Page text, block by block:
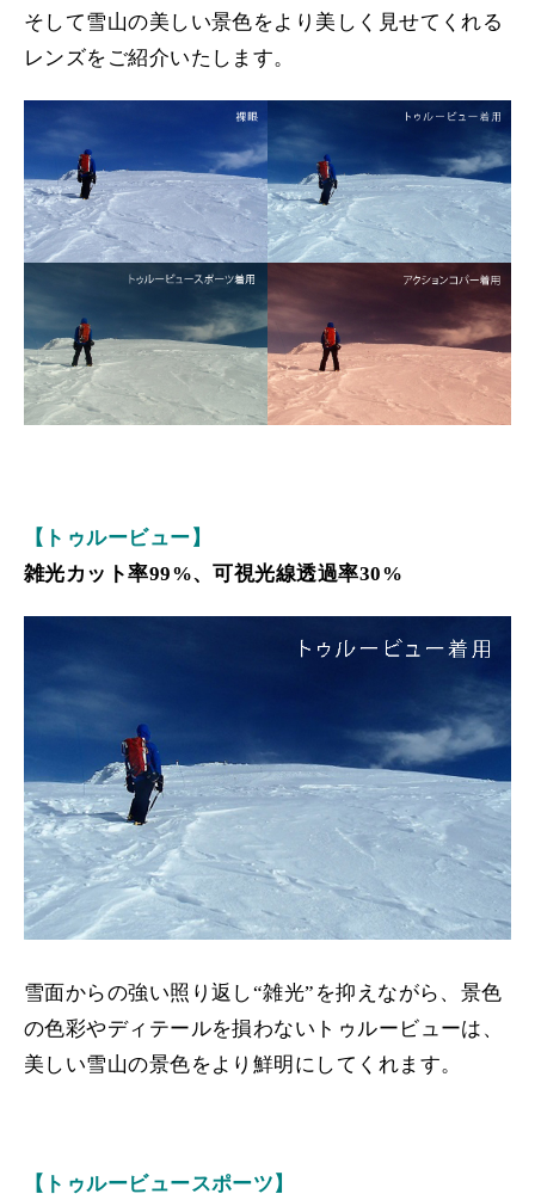
そして雪山の美しい景色をより美しく見せてくれる
レンズをご紹介いたします。
【トゥルービュー】
雑光カット率99%、可視光線透過率30%
雪面からの強い照り返し“雑光”を抑えながら、景色
の色彩やディテールを損わないトゥルービューは、
美しい雪山の景色をより鮮明にしてくれます。
【トゥルービュースポーツ】